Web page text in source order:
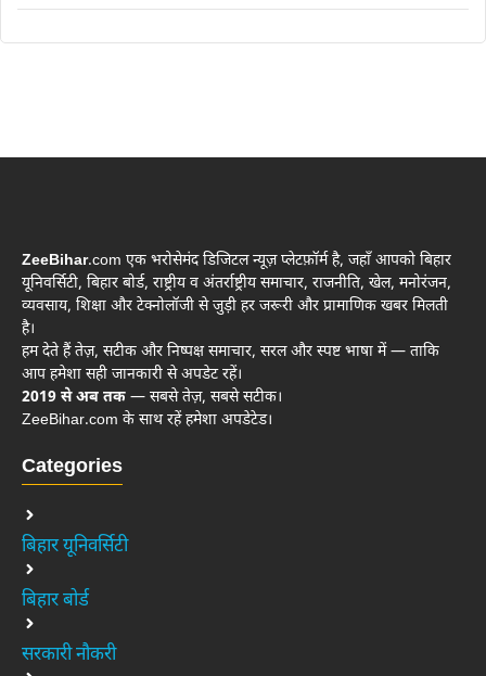
ZeeBihar.com एक भरोसेमंद डिजिटल न्यूज़ प्लेटफ़ॉर्म है, जहाँ आपको बिहार
यूनिवर्सिटी, बिहार बोर्ड, राष्ट्रीय व अंतर्राष्ट्रीय समाचार, राजनीति, खेल, मनोरंजन,
व्यवसाय, शिक्षा और टेक्नोलॉजी से जुड़ी हर जरूरी और प्रामाणिक खबर मिलती
है।
हम देते हैं तेज़, सटीक और निष्पक्ष समाचार, सरल और स्पष्ट भाषा में — ताकि
आप हमेशा सही जानकारी से अपडेट रहें।
2019 से अब तक — सबसे तेज़, सबसे सटीक।
ZeeBihar.com के साथ रहें हमेशा अपडेटेड।
Categories
बिहार यूनिवर्सिटी
बिहार बोर्ड
सरकारी नौकरी